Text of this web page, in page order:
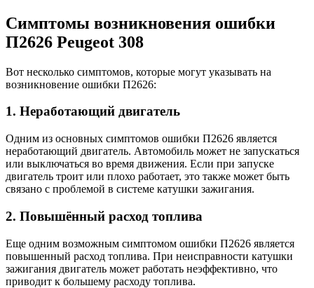
Симптомы возникновения ошибки
П2626 Peugeot 308
Вот несколько симптомов, которые могут указывать на
возникновение ошибки П2626:
1. Неработающий двигатель
Одним из основных симптомов ошибки П2626 является
неработающий двигатель. Автомобиль может не запускаться
или выключаться во время движения. Если при запуске
двигатель троит или плохо работает, это также может быть
связано с проблемой в системе катушки зажигания.
2. Повышённый расход топлива
Еще одним возможным симптомом ошибки П2626 является
повышенный расход топлива. При неисправности катушки
зажигания двигатель может работать неэффективно, что
приводит к большему расходу топлива.